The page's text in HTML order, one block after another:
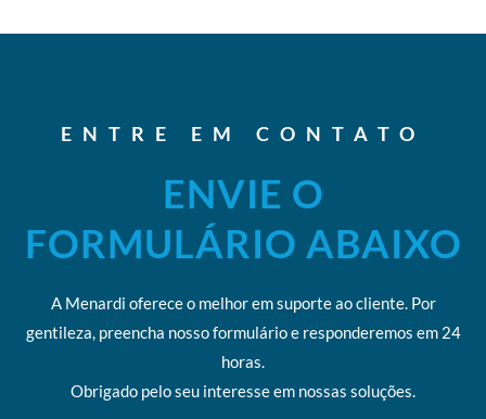
ENTRE EM CONTATO
ENVIE O
FORMULÁRIO ABAIXO
A Menardi oferece o melhor em suporte ao cliente. Por
gentileza, preencha nosso formulário e responderemos em 24
horas.
Obrigado pelo seu interesse em nossas soluções.